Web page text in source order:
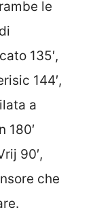
le
135′,
144′,
a
180′
90′,
che